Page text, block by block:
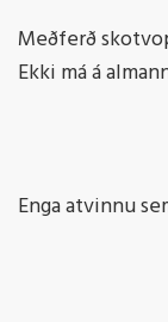
Meðferð
Ekki má á
Enga atvinnu